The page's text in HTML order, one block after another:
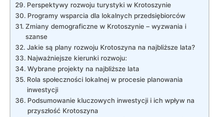
Perspektywy rozwoju turystyki w Krotoszynie
Programy wsparcia dla lokalnych przedsiębiorców
Zmiany demograficzne w Krotoszynie – wyzwania i
szanse
Jakie są plany rozwoju Krotoszyna na najbliższe lata?
Najważniejsze kierunki rozwoju:
Wybrane projekty na najbliższe lata
Rola społeczności lokalnej w procesie planowania
inwestycji
Podsumowanie kluczowych inwestycji i ich wpływ na
przyszłość Krotoszyna